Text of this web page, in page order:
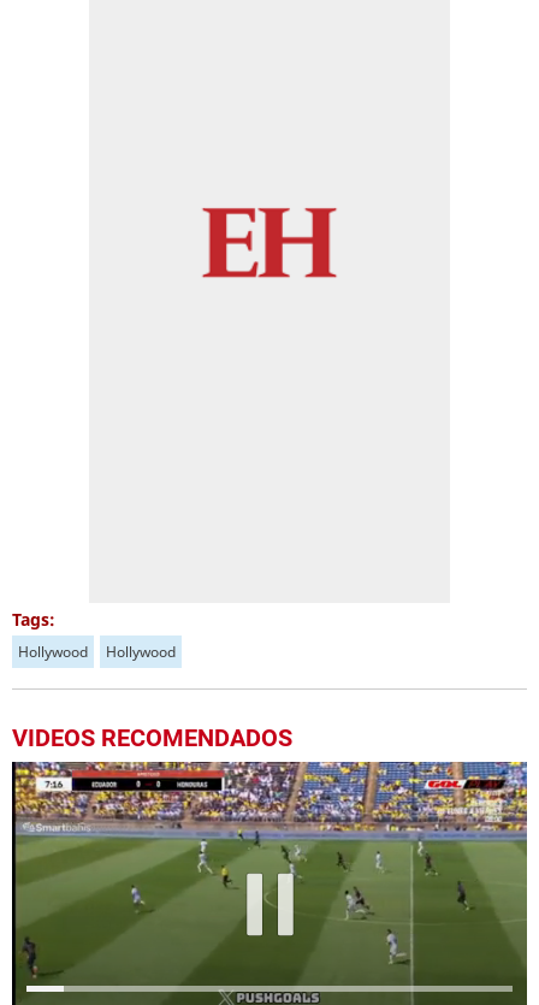
Tags:
Hollywood Hollywood
VIDEOS RECOMENDADOS